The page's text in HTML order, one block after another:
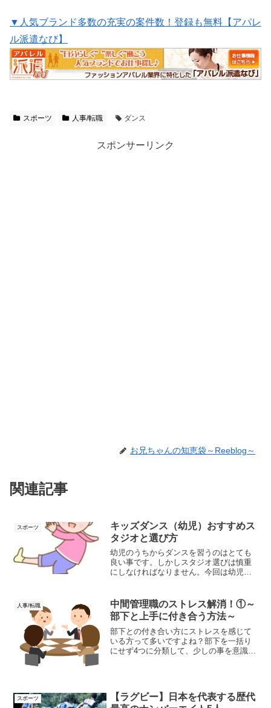
▼人気ブランド多数の充実の案件数！登録も無料【アパレ
ル派遣なび】
スポーツ 人事/転職 ダンス
スポンサーリンク
お兄ちゃんの知恵袋～Reeblog～
関連記事
スポーツ
キッズダンス（幼児）おすすめス
タジオと選び方
幼児のうちからダンスを習うのはとても
良い事です。しかしスタジオ選びは慎重
にしなければなりません。今回は幼児に
します。これを見れば、子供が楽しく安
心して習える場所が見つかります。
人事/転職
中間管理職のストレス解消！①～
部下と上手に付き合う方法～
部下との付き合い方にストレスを感じて
いる方って多いですよね？部下を一括り
にせず4つに分類して、少しの事を意識す
スポーツ
【ラグビー】日本を代表する歴代